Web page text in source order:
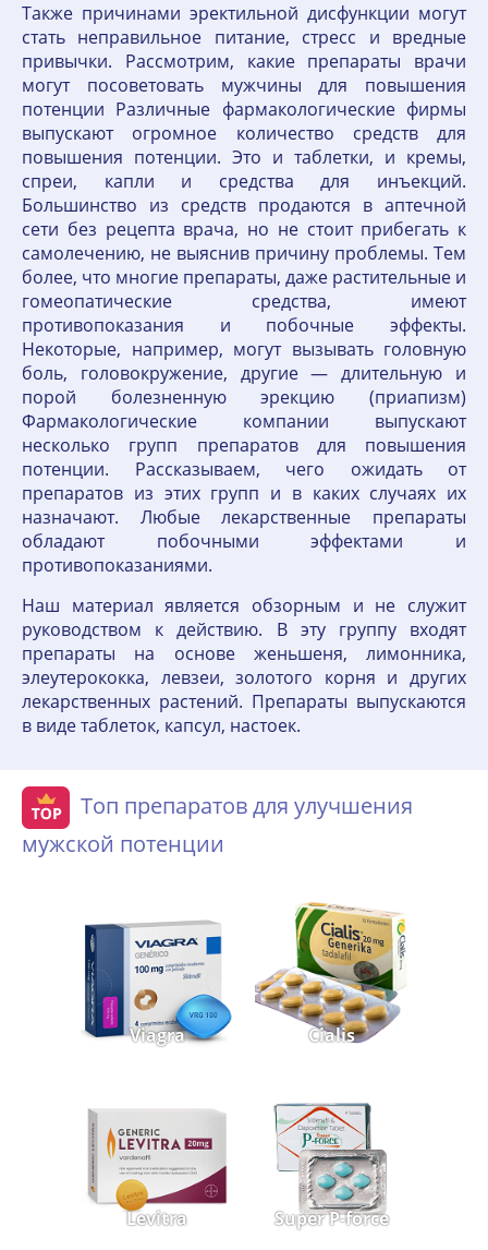
Также причинами эректильной дисфункции могут
стать неправильное питание, стресс и вредные
привычки. Рассмотрим, какие препараты врачи
могут посоветовать мужчины для повышения
потенции Различные фармакологические фирмы
выпускают огромное количество средств для
повышения потенции. Это и таблетки, и кремы,
спреи, капли и средства для инъекций.
Большинство из средств продаются в аптечной
сети без рецепта врача, но не стоит прибегать к
самолечению, не выяснив причину проблемы. Тем
более, что многие препараты, даже растительные и
гомеопатические средства, имеют
противопоказания и побочные эффекты.
Некоторые, например, могут вызывать головную
боль, головокружение, другие — длительную и
порой болезненную эрекцию (приапизм)
Фармакологические компании выпускают
несколько групп препаратов для повышения
потенции. Рассказываем, чего ожидать от
препаратов из этих групп и в каких случаях их
назначают. Любые лекарственные препараты
обладают побочными эффектами и
противопоказаниями.
Наш материал является обзорным и не служит
руководством к действию. В эту группу входят
препараты на основе женьшеня, лимонника,
элеутерококка, левзеи, золотого корня и других
лекарственных растений. Препараты выпускаются
в виде таблеток, капсул, настоек.
Топ препаратов для улучшения
мужской потенции
Viagra Cialis
Levitra Super P-force